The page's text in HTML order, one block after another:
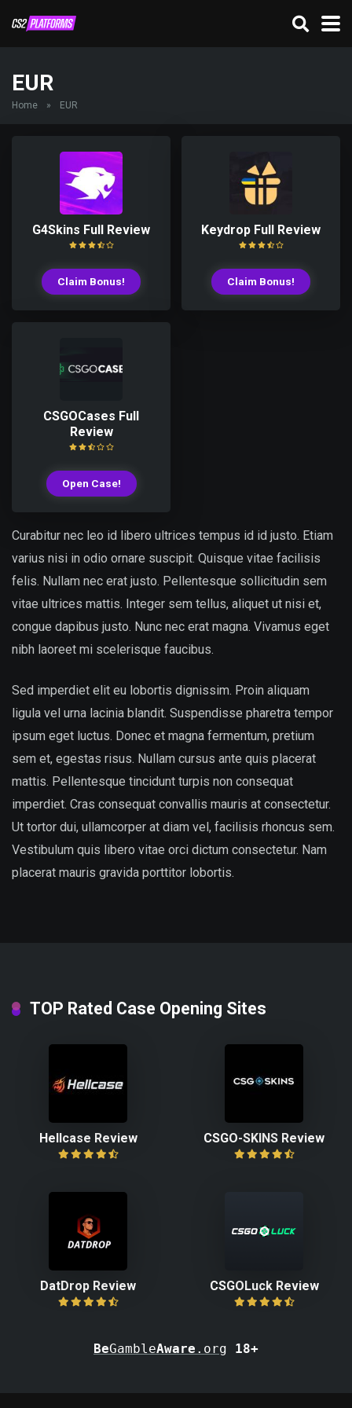
EUR
Home » EUR
G4Skins Full Review
Claim Bonus!
Keydrop Full Review
Claim Bonus!
CSGOCases Full
Review
Open Case!
Curabitur nec leo id libero ultrices tempus id id justo. Etiam
varius nisi in odio ornare suscipit. Quisque vitae facilisis
felis. Nullam nec erat justo. Pellentesque sollicitudin sem
vitae ultrices mattis. Integer sem tellus, aliquet ut nisi et,
congue dapibus justo. Nunc nec erat magna. Vivamus eget
nibh laoreet mi scelerisque faucibus.
Sed imperdiet elit eu lobortis dignissim. Proin aliquam
ligula vel urna lacinia blandit. Suspendisse pharetra tempor
ipsum eget luctus. Donec et magna fermentum, pretium
sem et, egestas risus. Nullam cursus ante quis placerat
mattis. Pellentesque tincidunt turpis non consequat
imperdiet. Cras consequat convallis mauris at consectetur.
Ut tortor dui, ullamcorper at diam vel, facilisis rhoncus sem.
Vestibulum quis libero vitae orci dictum consectetur. Nam
placerat mauris gravida porttitor lobortis.
TOP Rated Case Opening Sites
Hellcase Review CSGO-SKINS Review
DatDrop Review CSGOLuck Review
BeGambleAware .org 18+